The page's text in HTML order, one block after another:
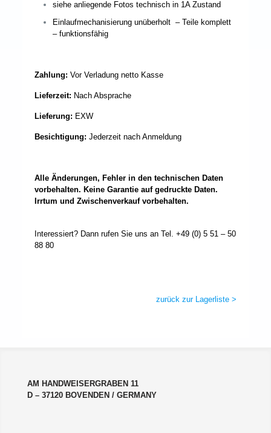
siehe anliegende Fotos technisch in 1A Zustand
Einlaufmechanisierung unüberholt – Teile komplett
– funktionsfähig
Zahlung: Vor Verladung netto Kasse
Lieferzeit: Nach Absprache
Lieferung: EXW
Besichtigung: Jederzeit nach Anmeldung
Alle Änderungen, Fehler in den technischen Daten
vorbehalten. Keine Garantie auf gedruckte Daten.
Irrtum und Zwischenverkauf vorbehalten.
Interessiert? Dann rufen Sie uns an Tel. +49 (0) 5 51 – 50
88 80
zurück zur Lagerliste >
AM HANDWEISERGRABEN 11
D – 37120 BOVENDEN / GERMANY